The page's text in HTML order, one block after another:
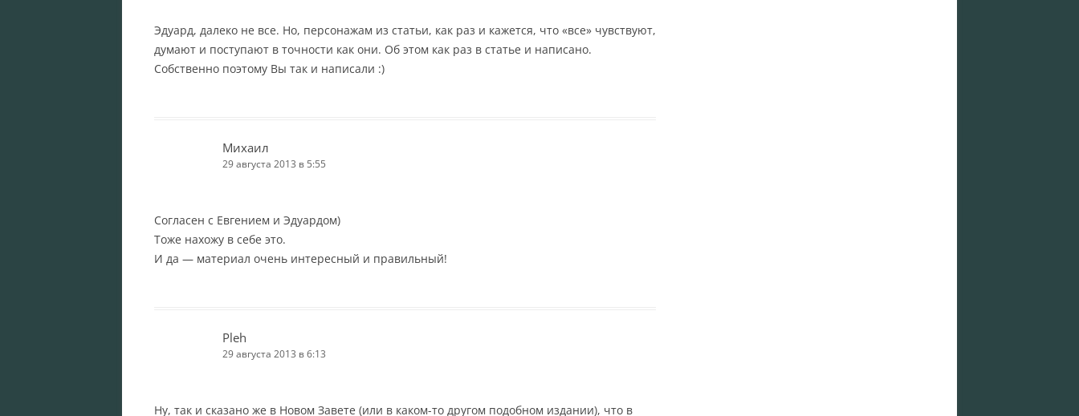
Эдуард, далеко не все. Но, персонажам из статьи, как раз и кажется, что «все» чувствуют,
думают и поступают в точности как они. Об этом как раз в статье и написано.
Собственно поэтому Вы так и написали :)
Михаил
29 августа 2013 в 5:55
Согласен с Евгением и Эдуардом)
Тоже нахожу в себе это.
И да — материал очень интересный и правильный!
Pleh
29 августа 2013 в 6:13
Ну, так и сказано же в Новом Завете (или в каком-то другом подобном издании), что в